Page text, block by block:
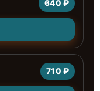
640 ₽
710 ₽